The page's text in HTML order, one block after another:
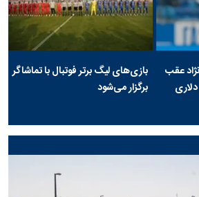
عقب
دلاری
بازی‌های لیگ برتر فوتبال با تماشاگر
برگزار می‌شود